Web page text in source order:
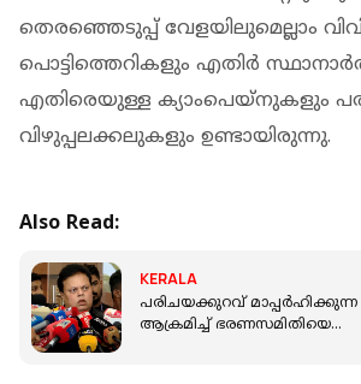
തെരഞ്ഞെടുപ്പ് വേളയിലുമെല്ലാം
പൊട്ടിത്തെറികളും എതിർ
എതിരെയുള്ള ക്യാംപെയ്‌നുകളും
വിഴുപ്പലക്കലുകളും ഉണ്ടായിരുന്നു.
Also Read:
KERALA
പരിചയക്കുറവ് മാപ്പർഹിക്കുന്ന
ആക്രമിച്ച് ഭരണസമിതിയെ